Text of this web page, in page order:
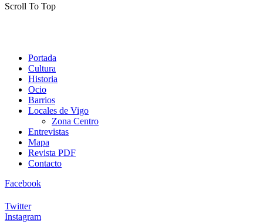
Scroll To Top
Portada
Cultura
Historia
Ocio
Barrios
Locales de Vigo
Zona Centro
Entrevistas
Mapa
Revista PDF
Contacto
Facebook
Twitter
Instagram